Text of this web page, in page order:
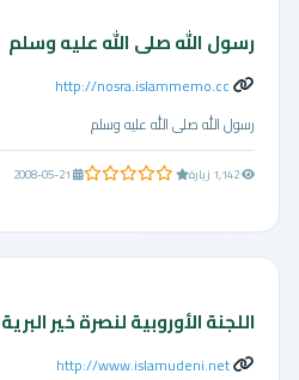
رسول الله صلى الله عليه وسلم
http://nosra.islammemo.cc
رسول الله صلى الله عليه وسلم
0.0 من 5 نجوم 2008-05-21
اللجنة الأوروبية لنصرة خير البرية
http://www.islamudeni.net